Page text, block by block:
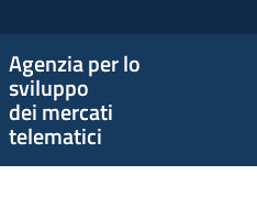
Agenzia per lo
sviluppo
dei mercati
telematici